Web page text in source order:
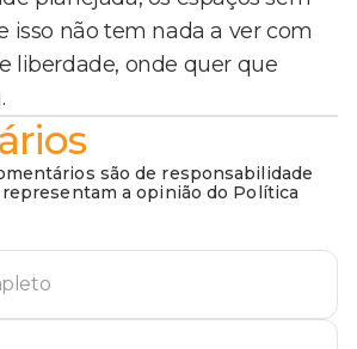
isso não tem nada a ver com
liberdade, onde quer que
são de responsabilidade
a opinião do Política